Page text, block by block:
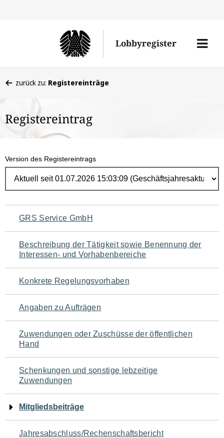
Lobbyregister
Menü
befinden
hier:
zurück zu: Registereinträge
Registereintrag
Version des Registereintrags
Navigation
für
den
Seiteninhalt
GRS Service GmbH
Beschreibung der Tätigkeit sowie Benennung der
Interessen- und Vorhabenbereiche
Konkrete Regelungsvorhaben
Angaben zu Aufträgen
Zuwendungen oder Zuschüsse der öffentlichen
Hand
Schenkungen und sonstige lebzeitige
Zuwendungen
Mitgliedsbeiträge
Jahresabschluss/Rechenschaftsbericht